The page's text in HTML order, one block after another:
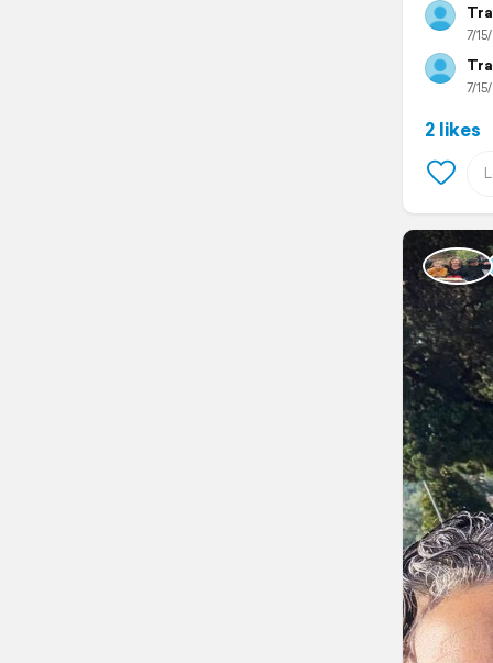
7/
7/
2 likes